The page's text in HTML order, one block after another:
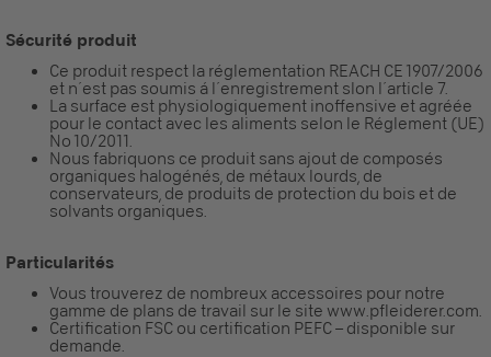
Sécurité produit
Ce produit respect la réglementation REACH CE 1907/2006
et n´est pas soumis á l´enregistrement slon l´article 7.
La surface est physiologiquement inoffensive et agréée
pour le contact avec les aliments selon le Réglement (UE)
No 10/2011.
Nous fabriquons ce produit sans ajout de composés
organiques halogénés, de métaux lourds, de
conservateurs, de produits de protection du bois et de
solvants organiques.
Particularités
Vous trouverez de nombreux accessoires pour notre
gamme de plans de travail sur le site www.pfleiderer.com.
Certification FSC ou certification PEFC – disponible sur
demande.